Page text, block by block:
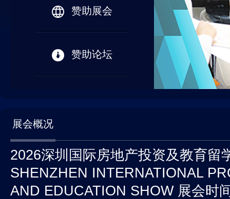
赞助展会
赞助论坛
展会概况
2026深圳国际房地产投资及教育留
SHENZHEN INTERNATIONAL
AND EDUCATION SHOW 展会时